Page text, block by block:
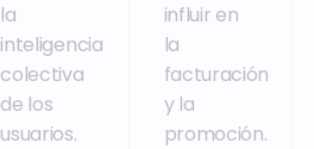
la
inteligencia
colectiva
de los
usuarios.
influir en
la
facturación
y la
promoción.